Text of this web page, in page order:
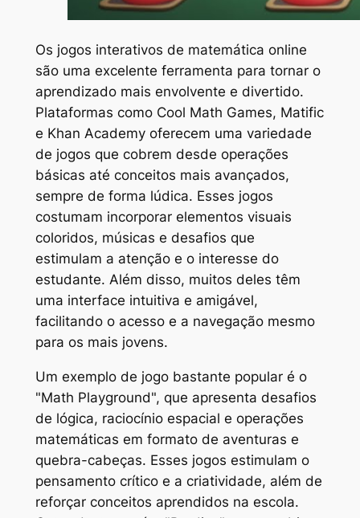
Os jogos interativos de matemática online
são uma excelente ferramenta para tornar o
aprendizado mais envolvente e divertido.
Plataformas como Cool Math Games, Matific
e Khan Academy oferecem uma variedade
de jogos que cobrem desde operações
básicas até conceitos mais avançados,
sempre de forma lúdica. Esses jogos
costumam incorporar elementos visuais
coloridos, músicas e desafios que
estimulam a atenção e o interesse do
estudante. Além disso, muitos deles têm
uma interface intuitiva e amigável,
facilitando o acesso e a navegação mesmo
para os mais jovens.
Um exemplo de jogo bastante popular é o
"Math Playground", que apresenta desafios
de lógica, raciocínio espacial e operações
matemáticas em formato de aventuras e
quebra-cabeças. Esses jogos estimulam o
pensamento crítico e a criatividade, além de
reforçar conceitos aprendidos na escola.